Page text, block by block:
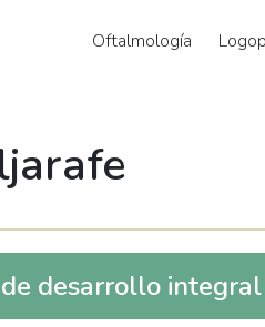
Oftalmología
desarrollo